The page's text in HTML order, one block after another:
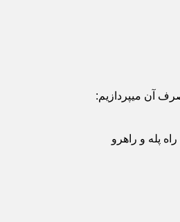
آن میپردازیم:
پله و راهرو